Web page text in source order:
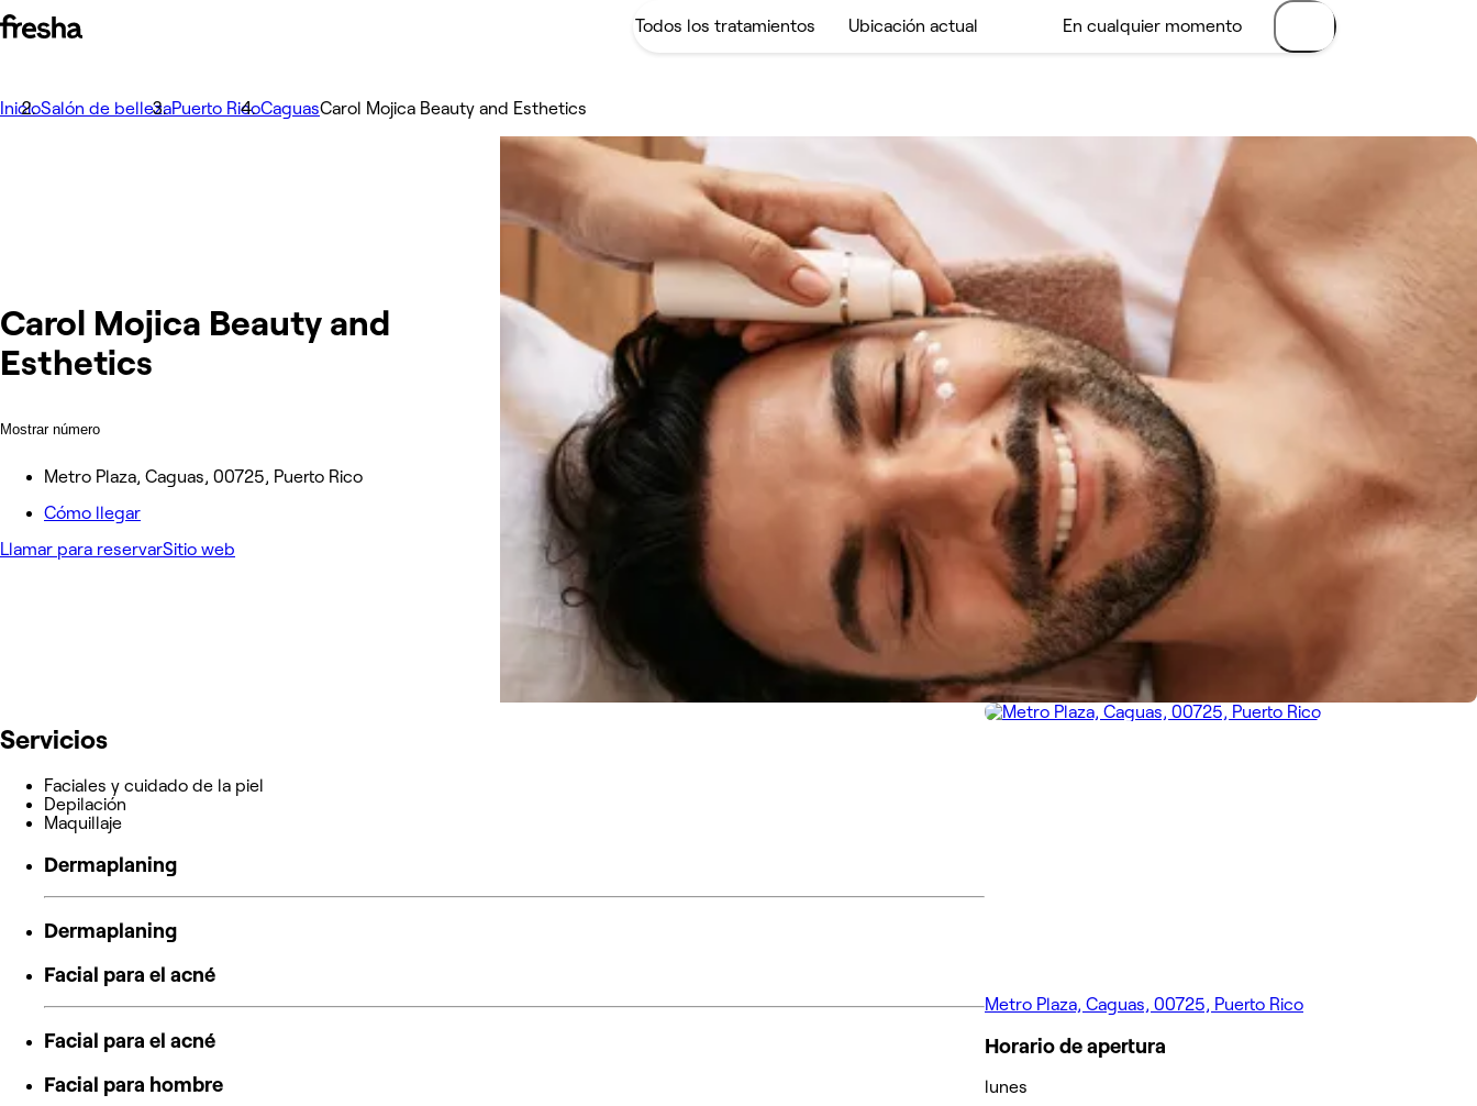
InicioSalón de bellezaPuerto RicoCaguasCarol Mojica Beauty and Esthetics
Carol Mojica Beauty and
Esthetics
Mostrar número
Metro Plaza, Caguas, 00725, Puerto Rico
Cómo llegar
Llamar para reservarSitio web
Servicios
Faciales y cuidado de la piel
Depilación
Maquillaje
Dermaplaning
Dermaplaning
Facial para el acné
Facial para el acné
Facial para hombre
Metro Plaza, Caguas, 00725, Puerto Rico
Horario de apertura
lunes